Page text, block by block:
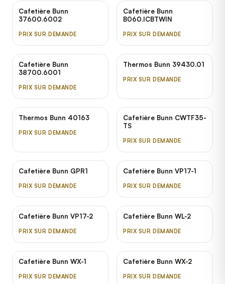
Cafetière Bunn
37600.6002
PRIX SUR DEMANDE
Cafetière Bunn
B060.ICBTWIN
PRIX SUR DEMANDE
Cafetière Bunn
38700.6001
PRIX SUR DEMANDE
Thermos Bunn 39430.01
PRIX SUR DEMANDE
Thermos Bunn 40163
PRIX SUR DEMANDE
Cafetière Bunn CWTF35-
TS
PRIX SUR DEMANDE
Cafetière Bunn GPR1
PRIX SUR DEMANDE
Cafetière Bunn VP17-1
PRIX SUR DEMANDE
Cafetière Bunn VP17-2
PRIX SUR DEMANDE
Cafetière Bunn WL-2
PRIX SUR DEMANDE
Cafetière Bunn WX-1
PRIX SUR DEMANDE
Cafetière Bunn WX-2
PRIX SUR DEMANDE